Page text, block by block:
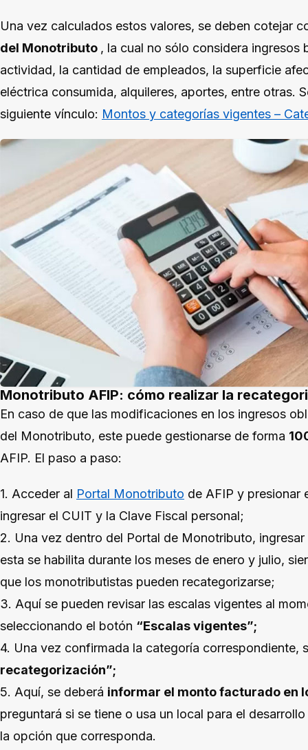
Una vez calculados estos valores, se deben cotejar
del Monotributo , la cual no sólo considera ingresos
actividad, la cantidad de empleados, la superficie
eléctrica consumida, alquileres, aportes, entre otras.
siguiente vínculo: Montos y categorías vigentes –
Monotributo AFIP: cómo realizar la
En caso de que las modificaciones en los ingresos
del Monotributo, este puede gestionarse de forma
AFIP. El paso a paso:
1. Acceder al Portal Monotributo de AFIP y presionar
ingresar el CUIT y la Clave Fiscal personal;
2. Una vez dentro del Portal de Monotributo,
esta se habilita durante los meses de enero y julio,
que los monotributistas pueden recategorizarse;
3. Aquí se pueden revisar las escalas vigentes al
seleccionando el botón “Escalas vigentes”;
4. Una vez confirmada la categoría correspondiente,
recategorización”;
5. Aquí, se deberá informar el monto facturado en
preguntará si se tiene o usa un local para el
la opción que corresponda.